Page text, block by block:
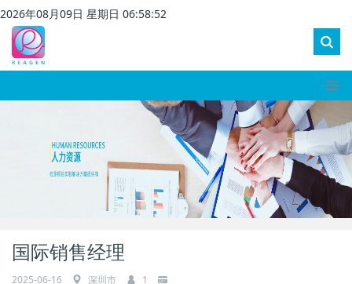
2026年08月09日 星期日 06:58:53
国际销售经理
2025-06-16 深圳市 1